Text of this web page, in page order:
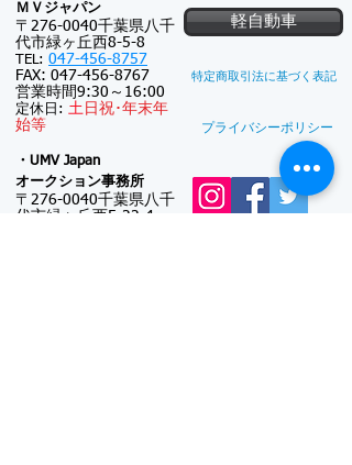
軽自動車
特定商取引法に基づく表記
プライバシーポリシー
ＭＶジャパン
〒276-0040千葉県八千
代市緑ヶ丘西8-5-8
TEL: 047-456-8757
FAX: 047-456-8767
営業時間9:30～16:00
定休日: 土 日祝･年末年
始等
・UMV Japan
オークション事務所
〒276-0040千葉県八千
代市緑ヶ丘西5-22-4